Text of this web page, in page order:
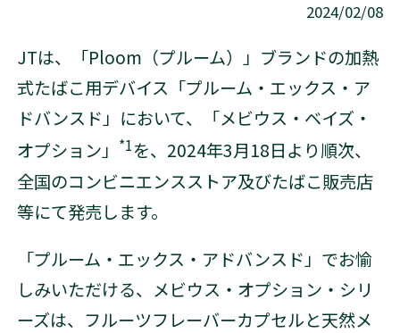
2024/02/08
JTは、「Ploom（プルーム）」ブランドの加熱
式たばこ用デバイス「プルーム・エックス・ア
ドバンスド」において、「メビウス・ベイズ・
オプション」 *1を、2024年3月18日より順次、
全国のコンビニエンスストア及びたばこ販売店
等にて発売します。
「プルーム・エックス・アドバンスド」でお愉
しみいただける、メビウス・オプション・シリ
ーズは、フルーツフレーバーカプセルと天然メ